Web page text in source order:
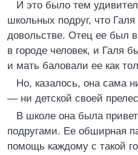
И это было тем
школьных подруг, что
довольстве. Отец ее был
в городе человек, и Галя
и мать баловали ее как
Но, казалось, она сама
— ни детской своей
В школе она была
подругами. Ее обширная
помощь каждому с такой